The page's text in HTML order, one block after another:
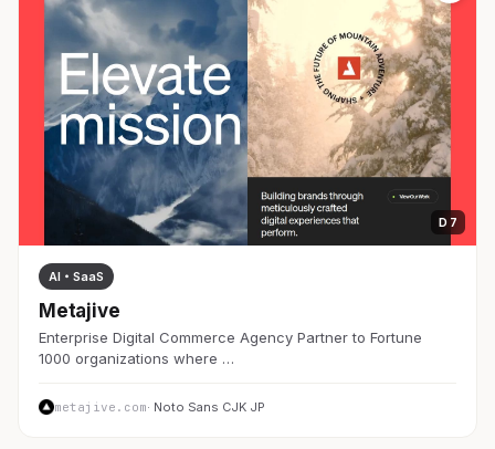
D 7
AI・SaaS
Metajive
Enterprise Digital Commerce Agency Partner to Fortune
1000 organizations where …
metajive.com· Noto Sans CJK JP